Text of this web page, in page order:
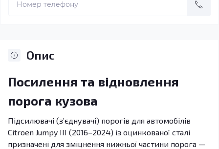
Опис
Посилення та відновлення
порога кузова
Підсилювачі (з’єднувачі) порогів для автомобілів
Citroen Jumpy III (2016–2024) із оцинкованої сталі
призначені для зміцнення нижньої частини порога —